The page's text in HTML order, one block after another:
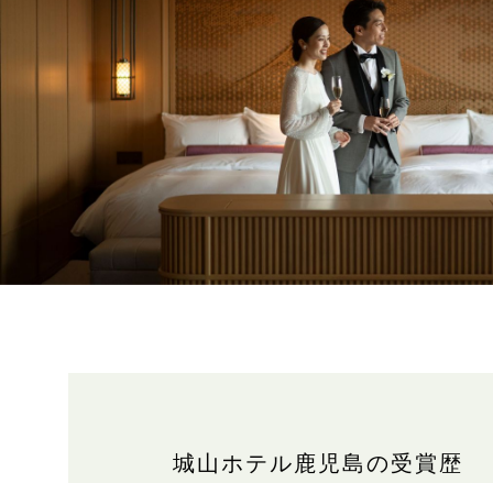
城山ホテル鹿児島の受賞歴